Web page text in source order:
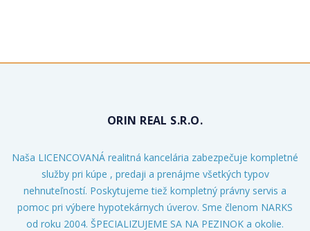
ORIN REAL S.R.O.
Naša LICENCOVANÁ realitná kancelária zabezpečuje kompletné
služby pri kúpe , predaji a prenájme všetkých typov
nehnuteľností. Poskytujeme tiež kompletný právny servis a
pomoc pri výbere hypotekárnych úverov. Sme členom NARKS
od roku 2004. ŠPECIALIZUJEME SA NA PEZINOK a okolie.